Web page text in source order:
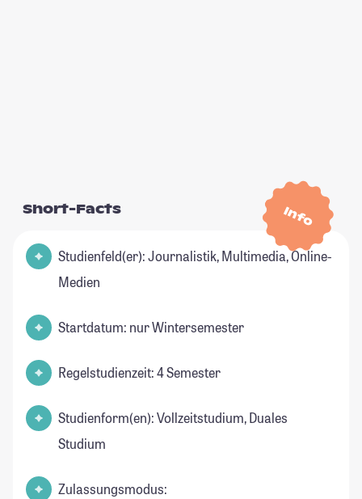
Info
Short-Facts
Studienfeld(er): Journalistik, Multimedia, Online-
Medien
Startdatum: nur Wintersemester
Regelstudienzeit: 4 Semester
Studienform(en): Vollzeitstudium, Duales
Studium
Zulassungsmodus: